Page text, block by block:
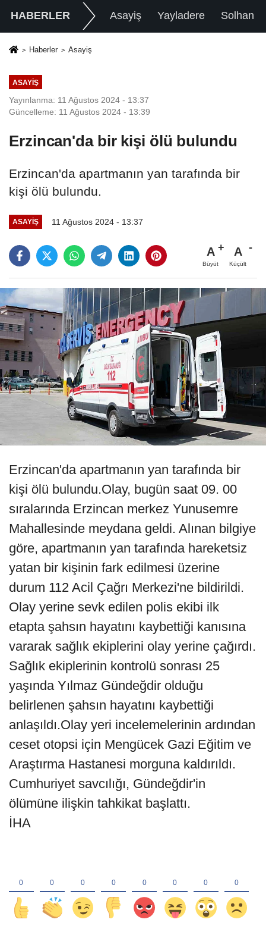
HABERLER Asayiş Yayladere Solhan
Haberler Asayiş
ASAYIŞ
Yayınlanma: 11 Ağustos 2024 - 13:37
Güncelleme: 11 Ağustos 2024 - 13:39
Erzincan'da bir kişi ölü bulundu
Erzincan'da apartmanın yan tarafında bir
kişi ölü bulundu.
ASAYIŞ 11 Ağustos 2024 - 13:37
A
Büyüt
A
Küçült
Erzincan'da apartmanın yan tarafında bir
kişi ölü bulundu.Olay, bugün saat 09. 00
sıralarında Erzincan merkez Yunusemre
Mahallesinde meydana geldi. Alınan bilgiye
göre, apartmanın yan tarafında hareketsiz
yatan bir kişinin fark edilmesi üzerine
durum 112 Acil Çağrı Merkezi'ne bildirildi.
Olay yerine sevk edilen polis ekibi ilk
etapta şahsın hayatını kaybettiği kanısına
vararak sağlık ekiplerini olay yerine çağırdı.
Sağlık ekiplerinin kontrolü sonrası 25
yaşında Yılmaz Gündeğdir olduğu
belirlenen şahsın hayatını kaybettiği
anlaşıldı.Olay yeri incelemelerinin ardından
ceset otopsi için Mengücek Gazi Eğitim ve
Araştırma Hastanesi morguna kaldırıldı.
Cumhuriyet savcılığı, Gündeğdir'in
ölümüne ilişkin tahkikat başlattı.
İHA